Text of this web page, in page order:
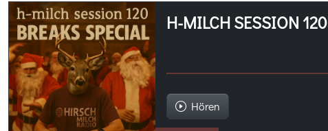
H-MILCH SESSION 120
Hören